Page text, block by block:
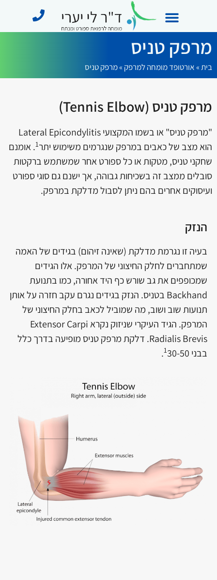
מרפק טניס
בית»אורטופד מומחה למרפק »מרפק טניס
מרפק טניס (Tennis Elbow)
"מרפק טניס" או בשמו המקצועי Lateral Epicondylitis
הוא מצב של כאבים במרפק שנגרמים משימוש יתר1. אומנם
שחקני טניס, מטקות או כל ספורט אחר שמשתמש ברקטות
סובלים ממצב זה בשכיחות גבוהה, אך ישנם גם סוגי ספורט
ועיסוקים אחרים בהם ניתן לסבול מדלקת במרפק.
הנזק
בעיה זו נגרמת מדלקת (שאינה זיהום) בגידים של האמה
שמתחברים לחלק החיצוני של המרפק. אלו הגידים
שמכופפים את גב שורש כף היד אחורה, כמו בתנועת
Backhand בטניס. הנזק בגידים נגרם עקב חזרה על אותן
תנועות שוב ושוב, מה שמוביל לכאב בחלק החיצוני של
המרפק. הגיד העיקרי שניזוק נקרא Extensor Carpi
Radialis Brevis. דלקת מרפק טניס מופיעה בדרך כלל
בבני
130-50.